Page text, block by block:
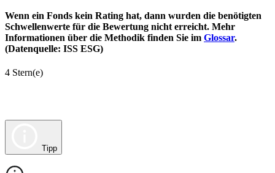
Wenn ein Fonds kein Rating hat, dann wurden die benötigten
Schwellenwerte für die Bewertung nicht erreicht. Mehr
Informationen über die Methodik finden Sie im Glossar.
(Datenquelle: ISS ESG)
4 Stern(e)
Tipp